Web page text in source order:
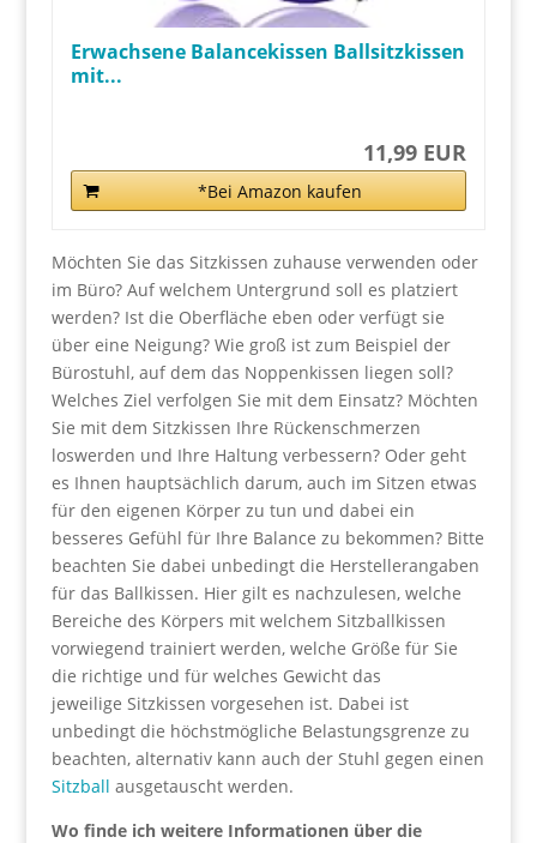
Erwachsene Balancekissen Ballsitzkissen
mit...
11,99 EUR
*Bei Amazon kaufen
Möchten Sie das Sitzkissen zuhause verwenden oder
im Büro? Auf welchem Untergrund soll es platziert
werden? Ist die Oberfläche eben oder verfügt sie
über eine Neigung? Wie groß ist zum Beispiel der
Bürostuhl, auf dem das Noppenkissen liegen soll?
Welches Ziel verfolgen Sie mit dem Einsatz? Möchten
Sie mit dem Sitzkissen Ihre Rückenschmerzen
loswerden und Ihre Haltung verbessern? Oder geht
es Ihnen hauptsächlich darum, auch im Sitzen etwas
für den eigenen Körper zu tun und dabei ein
besseres Gefühl für Ihre Balance zu bekommen? Bitte
beachten Sie dabei unbedingt die Herstellerangaben
für das Ballkissen. Hier gilt es nachzulesen, welche
Bereiche des Körpers mit welchem Sitzballkissen
vorwiegend trainiert werden, welche Größe für Sie
die richtige und für welches Gewicht das
jeweilige Sitzkissen vorgesehen ist. Dabei ist
unbedingt die höchstmögliche Belastungsgrenze zu
beachten, alternativ kann auch der Stuhl gegen einen
Sitzball ausgetauscht werden.
Wo finde ich weitere Informationen über die